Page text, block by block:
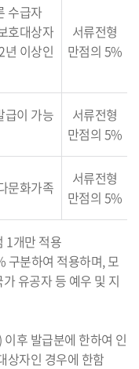
수급자
호대상자
년 이상인
서류전형
만점의 5%
이 가능
서류전형
만점의 5%
문화가족
서류전형
만점의 5%
1개만 적용
분하여 적용하며, 모
유공자 등 예우 및 지
후 발급분에 한하여 인
상자인 경우에 한함